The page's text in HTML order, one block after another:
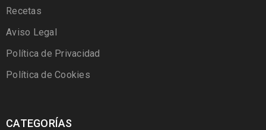
Recetas
Aviso Legal
Política de Privacidad
Política de Cookies
CATEGORÍAS